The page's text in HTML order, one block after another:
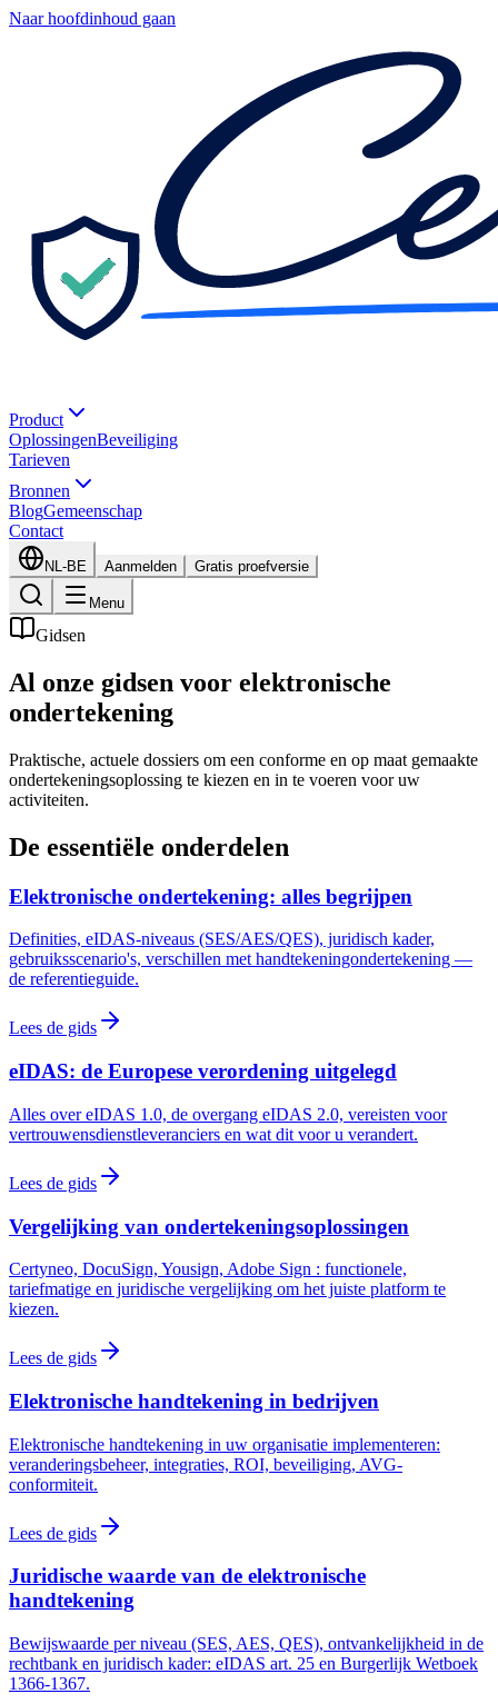
Naar hoofdinhoud gaan
Product
OplossingenBeveiliging
Tarieven
Bronnen
BlogGemeenschap
Contact
NL-BE Aanmelden Gratis proefversie
Menu
Gidsen
Al onze gidsen voor elektronische
ondertekening
Praktische, actuele dossiers om een conforme en op maat gemaakte
ondertekeningsoplossing te kiezen en in te voeren voor uw
activiteiten.
De essentiële onderdelen
Elektronische ondertekening: alles begrijpen
Definities, eIDAS-niveaus (SES/AES/QES), juridisch kader,
gebruiksscenario's, verschillen met handtekeningondertekening —
de referentieguide.
Lees de gids
eIDAS: de Europese verordening uitgelegd
Alles over eIDAS 1.0, de overgang eIDAS 2.0, vereisten voor
vertrouwensdienstleveranciers en wat dit voor u verandert.
Lees de gids
Vergelijking van ondertekeningsoplossingen
Certyneo, DocuSign, Yousign, Adobe Sign : functionele,
tariefmatige en juridische vergelijking om het juiste platform te
kiezen.
Lees de gids
Elektronische handtekening in bedrijven
Elektronische handtekening in uw organisatie implementeren:
veranderingsbeheer, integraties, ROI, beveiliging, AVG-
conformiteit.
Lees de gids
Juridische waarde van de elektronische
handtekening
Bewijswaarde per niveau (SES, AES, QES), ontvankelijkheid in de
rechtbank en juridisch kader: eIDAS art. 25 en Burgerlijk Wetboek
1366-1367.